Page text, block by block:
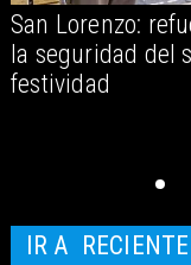
San Lorenzo:
la seguridad del
festividad
IR A RECIENTE